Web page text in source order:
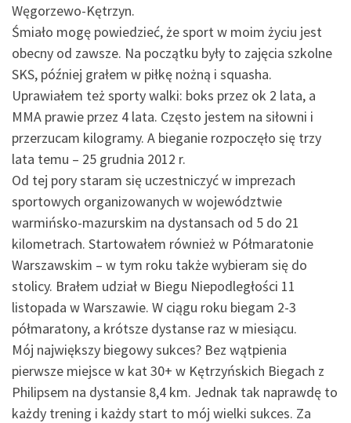
Węgorzewo-Kętrzyn.
Śmiało mogę powiedzieć, że sport w moim życiu jest
obecny od zawsze. Na początku były to zajęcia szkolne
SKS, później grałem w piłkę nożną i squasha.
Uprawiałem też sporty walki: boks przez ok 2 lata, a
MMA prawie przez 4 lata. Często jestem na siłowni i
przerzucam kilogramy. A bieganie rozpoczęło się trzy
lata temu – 25 grudnia 2012 r.
Od tej pory staram się uczestniczyć w imprezach
sportowych organizowanych w województwie
warmińsko-mazurskim na dystansach od 5 do 21
kilometrach. Startowałem również w Półmaratonie
Warszawskim – w tym roku także wybieram się do
stolicy. Brałem udział w Biegu Niepodległości 11
listopada w Warszawie. W ciągu roku biegam 2-3
półmaratony, a krótsze dystanse raz w miesiącu.
Mój największy biegowy sukces? Bez wątpienia
pierwsze miejsce w kat 30+ w Kętrzyńskich Biegach z
Philipsem na dystansie 8,4 km. Jednak tak naprawdę to
każdy trening i każdy start to mój wielki sukces. Za